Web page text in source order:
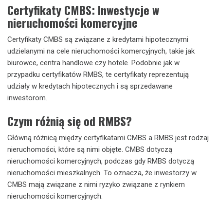
Certyfikaty CMBS: Inwestycje w
nieruchomości komercyjne
Certyfikaty CMBS są związane z kredytami hipotecznymi
udzielanymi na cele nieruchomości komercyjnych, takie jak
biurowce, centra handlowe czy hotele. Podobnie jak w
przypadku certyfikatów RMBS, te certyfikaty reprezentują
udziały w kredytach hipotecznych i są sprzedawane
inwestorom.
Czym różnią się od RMBS?
Główną różnicą między certyfikatami CMBS a RMBS jest rodzaj
nieruchomości, które są nimi objęte. CMBS dotyczą
nieruchomości komercyjnych, podczas gdy RMBS dotyczą
nieruchomości mieszkalnych. To oznacza, że inwestorzy w
CMBS mają związane z nimi ryzyko związane z rynkiem
nieruchomości komercyjnych.